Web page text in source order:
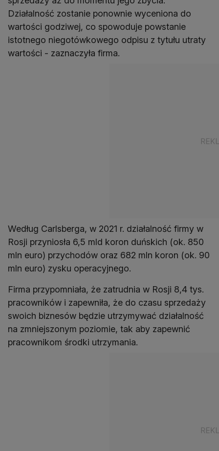
Działalność zostanie ponownie wyceniona do
wartości godziwej, co spowoduje powstanie
istotnego niegotówkowego odpisu z tytułu utraty
wartości - zaznaczyła firma.
Według Carlsberga, w 2021 r. działalność firmy w
Rosji przyniosła 6,5 mld koron duńskich (ok. 850
mln euro) przychodów oraz 682 mln koron (ok. 90
mln euro) zysku operacyjnego.
Firma przypomniała, że zatrudnia w Rosji 8,4 tys.
pracowników i zapewniła, że do czasu sprzedaży
swoich biznesów będzie utrzymywać działalność
na zmniejszonym poziomie, tak aby zapewnić
pracownikom środki utrzymania.